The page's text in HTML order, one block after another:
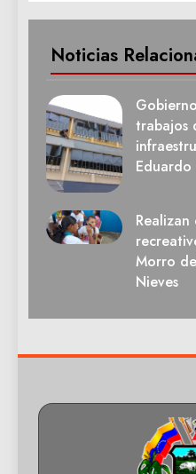
Noticias
trabajos
Morro
Nieves